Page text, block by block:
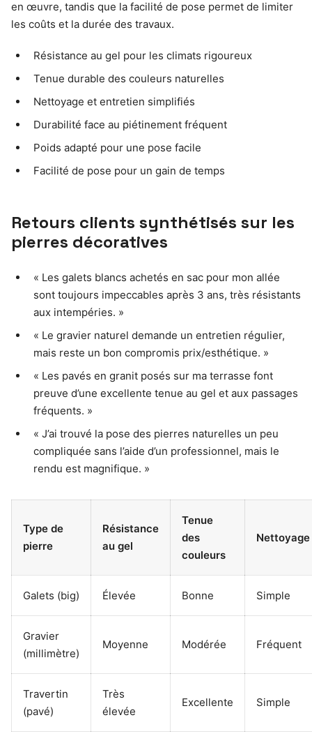
en œuvre, tandis que la facilité de pose permet de limiter
les coûts et la durée des travaux.
Résistance au gel pour les climats rigoureux
Tenue durable des couleurs naturelles
Nettoyage et entretien simplifiés
Durabilité face au piétinement fréquent
Poids adapté pour une pose facile
Facilité de pose pour un gain de temps
Retours clients synthétisés sur les
pierres décoratives
« Les galets blancs achetés en sac pour mon allée
sont toujours impeccables après 3 ans, très résistants
aux intempéries. »
« Le gravier naturel demande un entretien régulier,
mais reste un bon compromis prix/esthétique. »
« Les pavés en granit posés sur ma terrasse font
preuve d’une excellente tenue au gel et aux passages
fréquents. »
« J’ai trouvé la pose des pierres naturelles un peu
compliquée sans l’aide d’un professionnel, mais le
rendu est magnifique. »
Type de
pierre
Résistance
au gel
Tenue
des
couleurs
Nettoyage
Galets (big) Élevée Bonne Simple
Gravier
(millimètre)
Moyenne Modérée Fréquent
Travertin
(pavé)
Très
élevée
Excellente Simple